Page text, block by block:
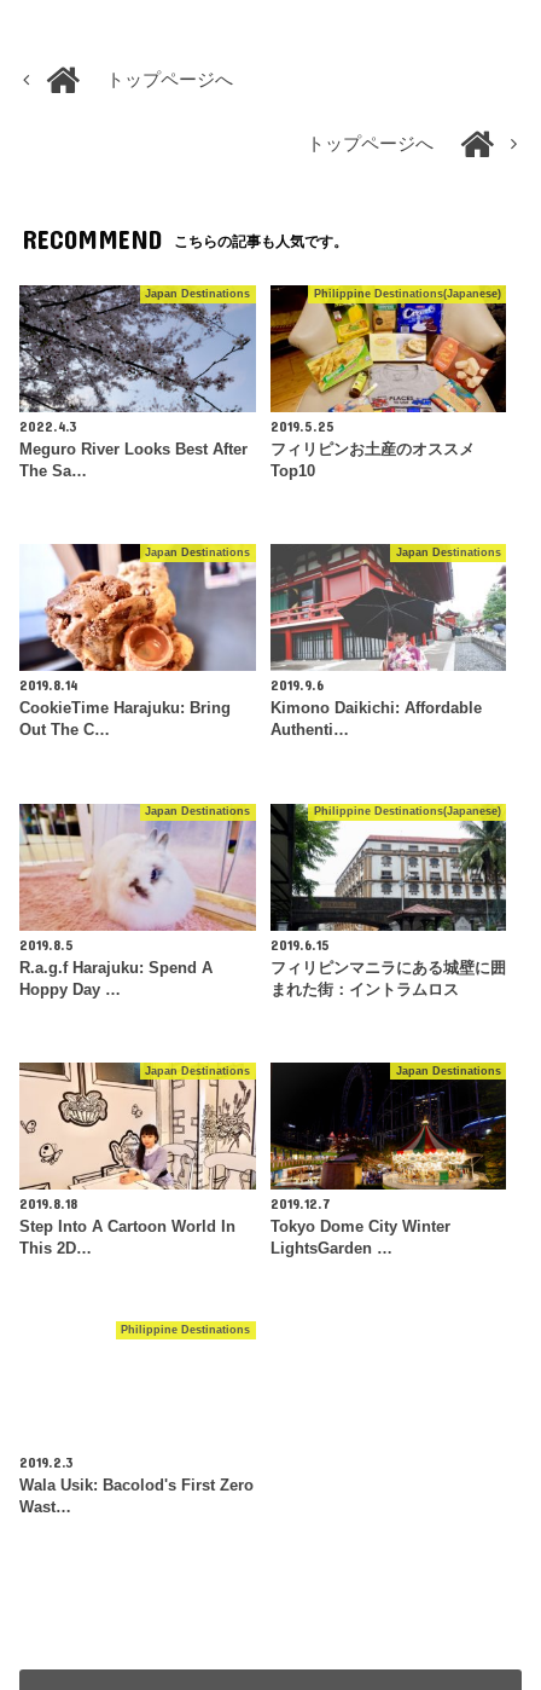
トップページへ
トップページへ
RECOMMEND こちらの記事も人気です。
Japan Destinations
2022.4.3
Meguro River Looks Best After
The Sa…
Philippine Destinations(Japanese)
2019.5.25
フィリピンお土産のオススメ
Top10
Japan Destinations
2019.8.14
CookieTime Harajuku: Bring
Out The C…
Japan Destinations
2019.9.6
Kimono Daikichi: Affordable
Authenti…
Japan Destinations
2019.8.5
R.a.g.f Harajuku: Spend A
Hoppy Day …
Philippine Destinations(Japanese)
2019.6.15
フィリピンマニラにある城壁に囲
まれた街：イントラムロス
Japan Destinations
2019.8.18
Step Into A Cartoon World In
This 2D…
Japan Destinations
2019.12.7
Tokyo Dome City Winter
LightsGarden …
Philippine Destinations
2019.2.3
Wala Usik: Bacolod's First Zero
Wast…